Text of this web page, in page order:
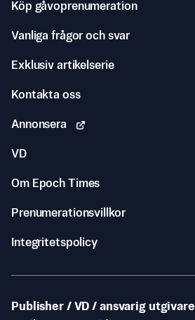
Köp gåvoprenumeration
Vanliga frågor och svar
Exklusiv artikelserie
Kontakta oss
Annonsera
VD
Om Epoch Times
Prenumerationsvillkor
Integritetspolicy
Publisher / VD / ansvarig utgivare